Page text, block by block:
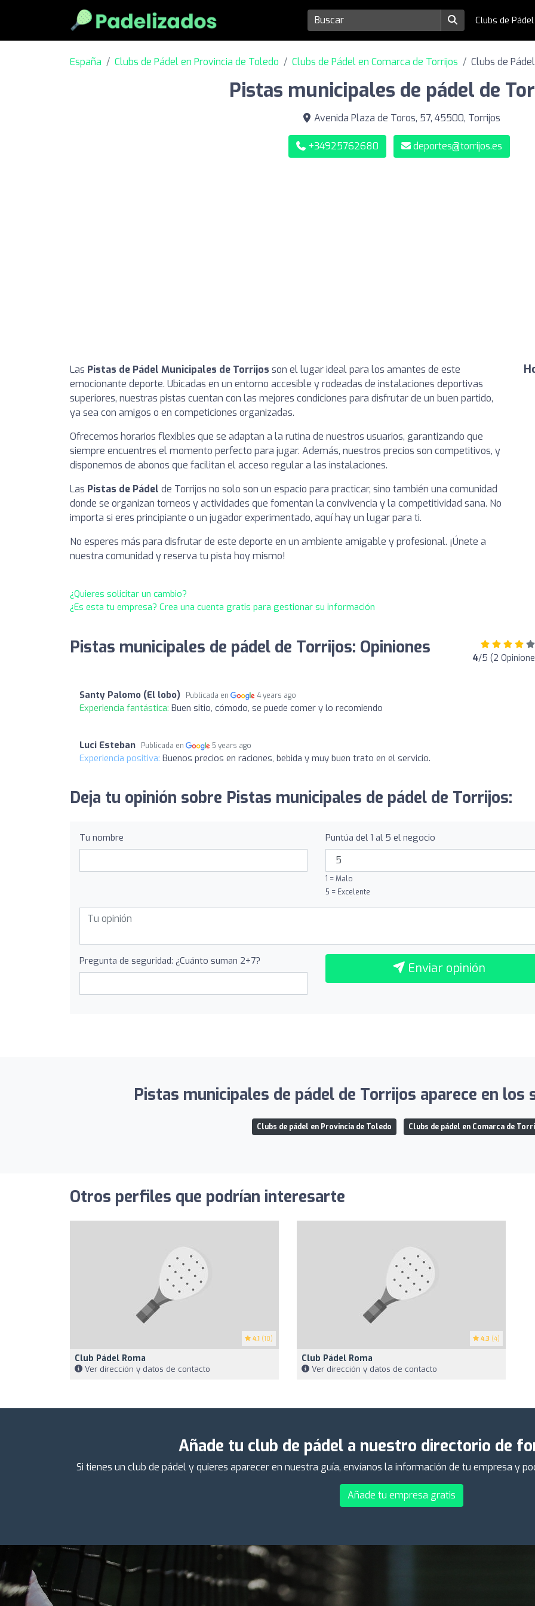
Clubs de
España Clubs de Pádel en Provincia de Toledo Clubs de Pádel en Comarca de Torrijos Clubs de
Pistas municipales de pádel de
Avenida Plaza de Toros, 57, 45500, Torrijos
+34925762680 deportes@torrijos.es
Las Pistas de Pádel Municipales de Torrijos son el lugar ideal para los amantes de este
emocionante deporte. Ubicadas en un entorno accesible y rodeadas de instalaciones deportivas
superiores, nuestras pistas cuentan con las mejores condiciones para disfrutar de un buen partido,
ya sea con amigos o en competiciones organizadas.
Ofrecemos horarios flexibles que se adaptan a la rutina de nuestros usuarios, garantizando que
siempre encuentres el momento perfecto para jugar. Además, nuestros precios son competitivos, y
disponemos de abonos que facilitan el acceso regular a las instalaciones.
Las Pistas de Pádel de Torrijos no solo son un espacio para practicar, sino también una comunidad
donde se organizan torneos y actividades que fomentan la convivencia y la competitividad sana. No
importa si eres principiante o un jugador experimentado, aquí hay un lugar para ti.
No esperes más para disfrutar de este deporte en un ambiente amigable y profesional. ¡Únete a
nuestra comunidad y reserva tu pista hoy mismo!
¿Quieres solicitar un cambio?
¿Es esta tu empresa? Crea una cuenta gratis para gestionar su información
Pistas municipales de pádel de Torrijos: Opiniones 4/5 (2
Santy Palomo (El lobo) Publicada en 4 years ago
Experiencia fantástica: Buen sitio, cómodo, se puede comer y lo recomiendo
Luci Esteban Publicada en 5 years ago
Experiencia positiva: Buenos precios en raciones, bebida y muy buen trato en el servicio.
Deja tu opinión sobre Pistas municipales de pádel de Torrijos:
Tu nombre Puntúa del 1 al 5 el negocio
1 = Malo
5 = Excelente
Pregunta de seguridad: ¿Cuánto suman 2+7? Enviar opinión
Pistas municipales de pádel de Torrijos aparece en los
Clubs de pádel en Provincia de Toledo Clubs de pádel en Comarca de
Otros perfiles que podrían interesarte
4.1 (10)
Club Pádel Roma
Ver dirección y datos de contacto
4.3 (4)
Club Pádel Roma
Ver dirección y datos de contacto
Añade tu club de pádel a nuestro directorio de
Si tienes un club de pádel y quieres aparecer en nuestra guía, envíanos la información de tu empresa y
Añade tu empresa gratis